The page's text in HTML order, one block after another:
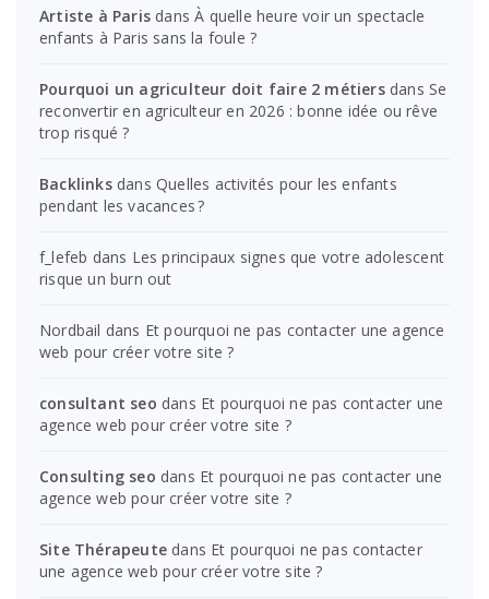
Artiste à Paris dansÀ quelle heure voir un spectacle
enfants à Paris sans la foule ?
Pourquoi un agriculteur doit faire 2 métiersdans Se
reconvertir en agriculteur en 2026 : bonne idée ou rêve
trop risqué ?
BacklinksdansQuelles activités pour les enfants
pendant les vacances ?
f_lefeb dans Les principaux signes que votre adolescent
risque un burn out
Nordbail dans Et pourquoi ne pas contacter une agence
web pour créer votre site ?
consultant seo dans Et pourquoi ne pas contacter une
agence web pour créer votre site ?
Consulting seo dans Et pourquoi ne pas contacter une
agence web pour créer votre site ?
Site Thérapeute dans Et pourquoi ne pas contacter
une agence web pour créer votre site ?